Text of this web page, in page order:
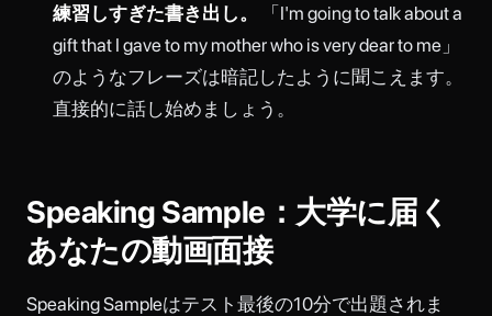
練習しすぎた書き出し。
「I'm going to talk about a
gift that I gave to my mother who is very dear to me」
のようなフレーズは暗記したように聞こえます。
直接的に話し始めましょう。
Speaking Sample：大学に届く
あなたの動画面接
Speaking Sampleはテスト最後の10分で出題されま